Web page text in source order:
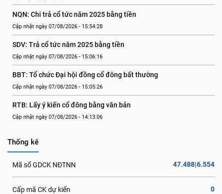
NQN: Chi trả cổ tức năm 2025 bằng tiền
Cập nhật ngày 07/08/2026 - 15:54:28
SDV: Trả cổ tức năm 2025 bằng tiền
Cập nhật ngày 07/08/2026 - 15:06:16
BBT: Tổ chức Đại hội đồng cổ đông bất thường
Cập nhật ngày 07/08/2026 - 15:05:26
RTB: Lấy ý kiến cổ đông bằng văn bản
Cập nhật ngày 07/08/2026 - 14:13:06
Thống kê
Mã số GDCK NĐTNN 47.488|6.554
Cấp mã CK dự kiến 0